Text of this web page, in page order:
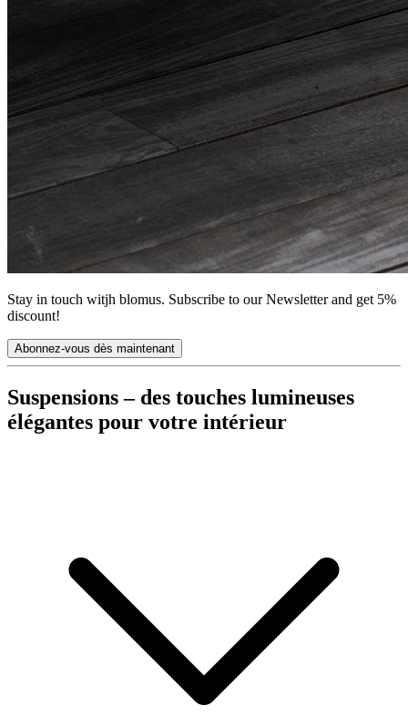
Stay in touch witjh blomus. Subscribe to our Newsletter and get 5%
discount!
Abonnez-vous dès maintenant
Suspensions – des touches lumineuses
élégantes pour votre intérieur